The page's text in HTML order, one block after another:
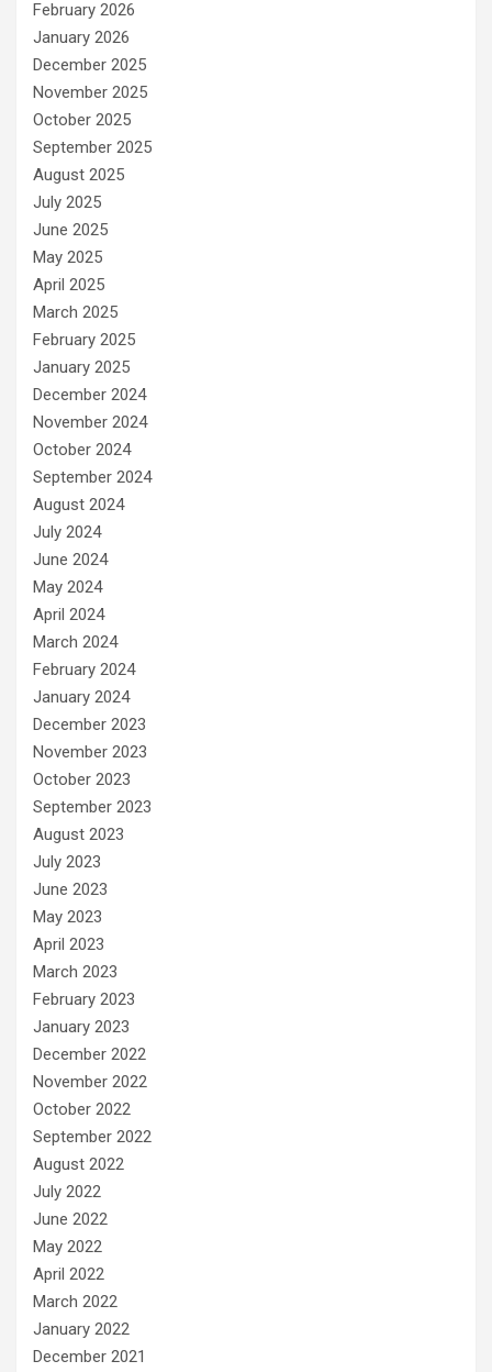
February 2026
January 2026
December 2025
November 2025
October 2025
September 2025
August 2025
July 2025
June 2025
May 2025
April 2025
March 2025
February 2025
January 2025
December 2024
November 2024
October 2024
September 2024
August 2024
July 2024
June 2024
May 2024
April 2024
March 2024
February 2024
January 2024
December 2023
November 2023
October 2023
September 2023
August 2023
July 2023
June 2023
May 2023
April 2023
March 2023
February 2023
January 2023
December 2022
November 2022
October 2022
September 2022
August 2022
July 2022
June 2022
May 2022
April 2022
March 2022
January 2022
December 2021